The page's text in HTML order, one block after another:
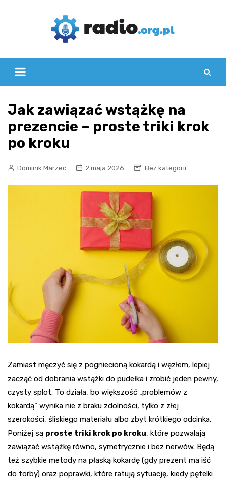
Jak zawiązać wstążkę na
prezencie – proste triki krok
po kroku
Dominik Marzec 2 maja 2026 Bez kategorii
Zamiast męczyć się z pogniecioną kokardą i węzłem, lepiej
zacząć od dobrania wstążki do pudełka i zrobić jeden pewny,
czysty splot. To działa, bo większość „problemów z
kokardą” wynika nie z braku zdolności, tylko z złej
szerokości, śliskiego materiału albo zbyt krótkiego odcinka.
Poniżej są proste triki krok po kroku, które pozwalają
zawiązać wstążkę równo, symetrycznie i bez nerwów. Będą
też szybkie metody na płaską kokardę (gdy prezent ma iść
do torby) oraz poprawki, które ratują sytuację, kiedy pętelki